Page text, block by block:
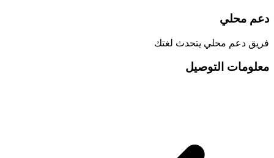
دعم محلي
فريق دعم محلي يتحدث لغتك
معلومات التوصيل